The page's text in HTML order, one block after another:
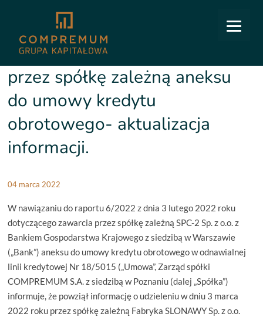
Relacje inwestorskie
zależną aneksu do umowy kredytu obrotowego- aktualizacja informacji.
9/2022 Podpisanie
przez spółkę zależną aneksu
do umowy kredytu
obrotowego- aktualizacja
informacji.
04 marca 2022
W nawiązaniu do raportu 6/2022 z dnia 3 lutego 2022 roku
dotyczącego zawarcia przez spółkę zależną SPC-2 Sp. z o.o. z
Bankiem Gospodarstwa Krajowego z siedzibą w Warszawie
(„Bank”) aneksu do umowy kredytu obrotowego w odnawialnej
linii kredytowej Nr 18/5015 („Umowa”, Zarząd spółki
COMPREMUM S.A. z siedzibą w Poznaniu (dalej „Spółka”)
informuje, że powziął informację o udzieleniu w dniu 3 marca
2022 roku przez spółkę zależną Fabryka SLONAWY Sp. z o.o.